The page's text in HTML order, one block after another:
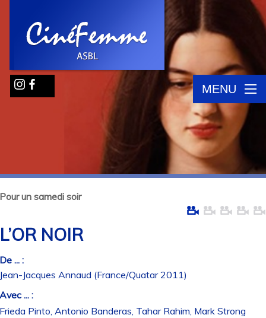
MENU
un samedi soir
NOIR
... :
Jacques Annaud (France/Quatar 2011)
... :
Pinto, Antonio Banderas, Tahar Rahim, Mark Strong